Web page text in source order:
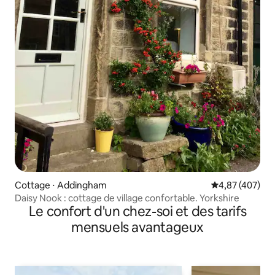
Cottage ⋅ Addingham Évaluation
4,87 (407)
Daisy Nook : cottage de village confortable. Yorkshire
Le confort d'un chez-soi et des tarifs
mensuels avantageux